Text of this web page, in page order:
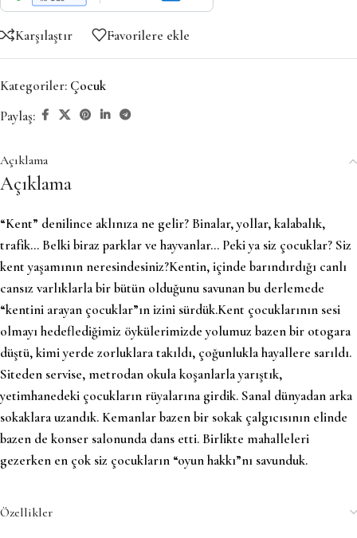
Karşılaştır Favorilere ekle
Kategoriler: Çocuk
Paylaş:
Açıklama
Açıklama
“Kent” denilince aklınıza ne gelir? Binalar, yollar, kalabalık,
trafik… Belki biraz parklar ve hayvanlar… Peki ya siz çocuklar? Siz
kent yaşamının neresindesiniz?Kentin, içinde barındırdığı canlı
cansız varlıklarla bir bütün olduğunu savunan bu derlemede
“kentini arayan çocuklar”ın izini sürdük.Kent çocuklarının sesi
olmayı hedeflediğimiz öykülerimizde yolumuz bazen bir otogara
düştü, kimi yerde zorluklara takıldı, çoğunlukla hayallere sarıldı.
Siteden servise, metrodan okula koşanlarla yarıştık,
yetimhanedeki çocukların rüyalarına girdik. Sanal dünyadan arka
sokaklara uzandık. Kemanlar bazen bir sokak çalgıcısının elinde
bazen de konser salonunda dans etti. Birlikte mahalleleri
gezerken en çok siz çocukların “oyun hakkı”nı savunduk.
Özellikler